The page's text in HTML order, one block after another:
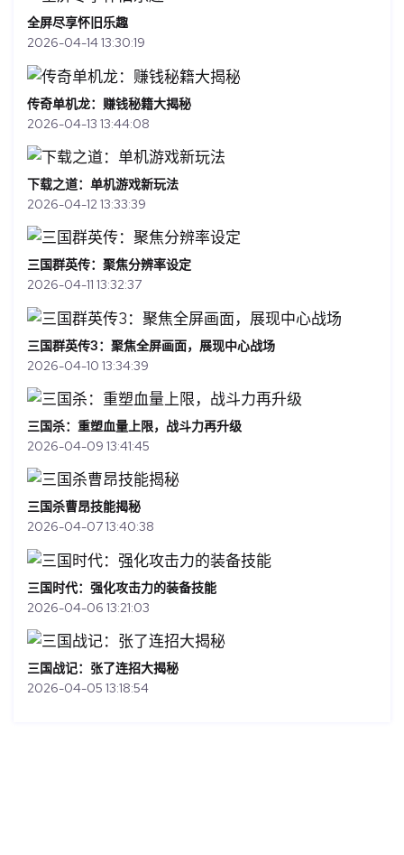
全屏尽享怀旧乐趣
2026-04-14 13:30:19
传奇单机龙：赚钱秘籍大揭秘
2026-04-13 13:44:08
下载之道：单机游戏新玩法
2026-04-12 13:33:39
三国群英传：聚焦分辨率设定
2026-04-11 13:32:37
三国群英传3：聚焦全屏画面，展现中心战场
2026-04-10 13:34:39
三国杀：重塑血量上限，战斗力再升级
2026-04-09 13:41:45
三国杀曹昂技能揭秘
2026-04-07 13:40:38
三国时代：强化攻击力的装备技能
2026-04-06 13:21:03
三国战记：张了连招大揭秘
2026-04-05 13:18:54